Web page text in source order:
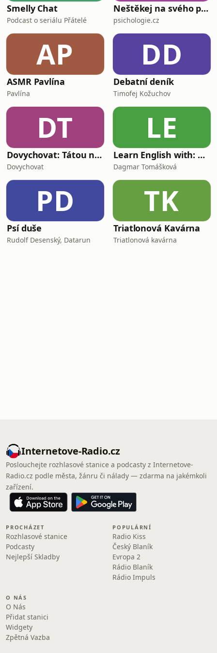
Smelly Chat
Podcast o seriálu Přátelé
Neštěkej na svého psa
psichologie.cz
AP
ASMR Pavlína
Pavlína
DD
Debatní deník
Timofej Kožuchov
DT
Dovychovat: Tátou na celý život
Dovychovat
LE
Learn English with: My Life and Other Funny Stories
Dagmar Tomášková
PD
Psí duše
Rudolf Desenský, Datarun
TK
Triatlonová Kavárna
Triatlonová kavárna
Internetove-Radio.cz
Poslouchejte rozhlasové stanice a podcasty z Internetove-
Radio.cz podle města, žánru či nálady — zdarma na jakémkoli
zařízení.
PROCHÁZET
Rozhlasové stanice
Podcasty
Nejlepší Skladby
POPULÁRNÍ
Radio Kiss
Český Blaník
Evropa 2
Rádio Blaník
Rádio Impuls
O NÁS
O Nás
Přidat stanici
Widgety
Zpětná Vazba